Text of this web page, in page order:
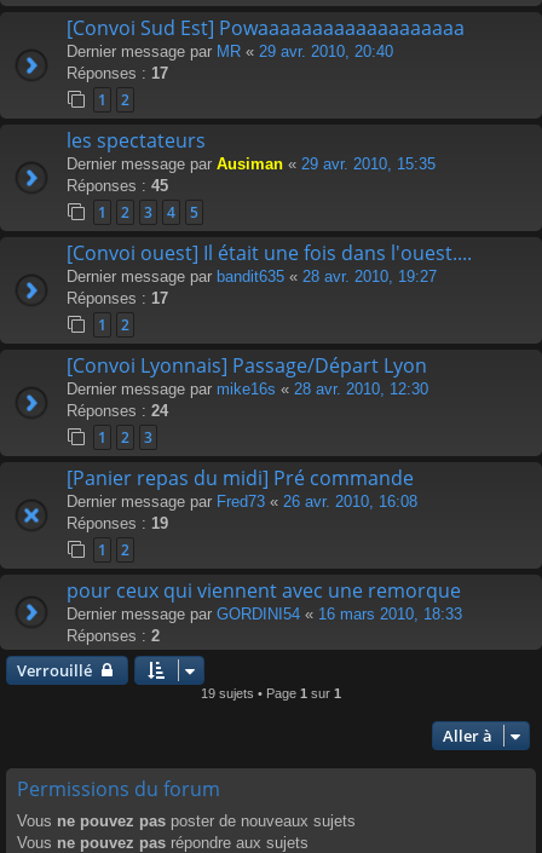
[Convoi Sud Est] Powaaaaaaaaaaaaaaaaaaa
Dernier message par MR « 29 avr. 2010, 20:40
Réponses : 17
1 2
les spectateurs
Dernier message par Ausiman « 29 avr. 2010, 15:35
Réponses : 45
1 2 3 4 5
[Convoi ouest] Il était une fois dans l'ouest....
Dernier message par bandit635 « 28 avr. 2010, 19:27
Réponses : 17
1 2
[Convoi Lyonnais] Passage/Départ Lyon
Dernier message par mike16s « 28 avr. 2010, 12:30
Réponses : 24
1 2 3
[Panier repas du midi] Pré commande
Dernier message par Fred73 « 26 avr. 2010, 16:08
Réponses : 19
1 2
pour ceux qui viennent avec une remorque
Dernier message par GORDINI54 « 16 mars 2010, 18:33
Réponses : 2
Verrouillé
19 sujets • Page 1 sur 1
Aller à
Permissions du forum
Vous ne pouvez pas poster de nouveaux sujets
Vous ne pouvez pas répondre aux sujets